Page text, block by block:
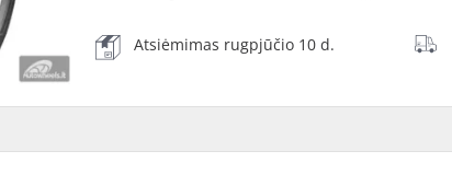
Atsiėmimas rugpjūčio 10 d.